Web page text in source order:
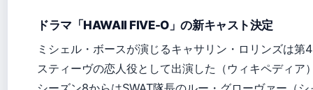
ドラマ「HAWAII FIVE-O」の新キャスト決定
ミシェル・ボースが演じるキャサリン・ロリンズは第
スティーヴの恋人役として出演した（ウィキペディア